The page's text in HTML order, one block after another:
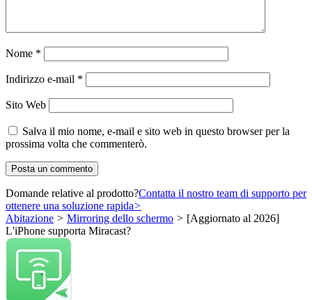
Nome *
Indirizzo e-mail *
Sito Web
Salva il mio nome, e-mail e sito web in questo browser per la
prossima volta che commenterò.
Domande relative al prodotto?Contatta il nostro team di supporto per
ottenere una soluzione rapida>
Abitazione > Mirroring dello schermo > [Aggiornato al 2026]
L'iPhone supporta Miracast?